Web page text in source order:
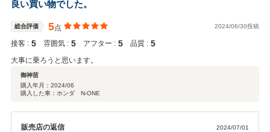
いつでもご相談下さい！今後ともお客様のご来店をスタッフ一同心よ
りお待ちしておりますので、お車の事でご不明な点等ございましたら
お気軽にお問い合わせくださいませ。
良い買い物でした。
総合評価 5点 2024/06/30投稿
接客 : 5 雰囲気 : 5 アフター : 5 品質 : 5
大事に乗ろうと思います。
御神苗
購入年月： 2024/06
購入した車：ホンダ N-ONE
販売店の返信 2024/07/01